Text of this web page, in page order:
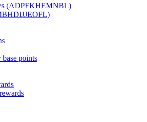
(ADPFKHEMNBL)
points